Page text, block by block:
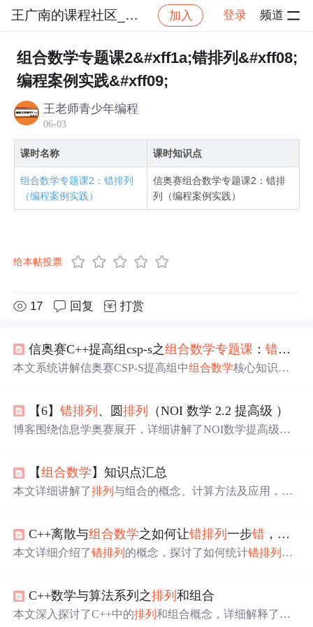
王广南的课程社区_NO_2 加入 登录 频道
社区 王广南的课程社区_NO_2 信奥赛C++提高组
组合数学专题课2&#xff1a;错排列&#xff08;
编程案例实践&#xff09;
王老师青少年编程
06-03
课时名称 课时知识点
组合数学专题课2：错排列
（编程案例实践）
信奥赛组合数学专题课2：错排
列（编程案例实践）
给本帖投票
17 回复 打赏
信奥赛C++提高组csp-s之组合数学专题课 ：错排列
本文系统讲解信奥赛CSP-S提高组中组合数学核心知识点
并手工验证n=4的9种错排。结合经典‘信封问题’编程实
战，分析O(n)时间复杂度的动态规划实现，强调大数场景
【6】错排列 、圆排列 （NOI 数学 2.2 提高级 ）
博客围绕信息学奥赛展开，详细讲解了NOI数学提高级的
题，如学习时间、题库选择、学习路径规划等，同时推荐
了入门书籍。
【组合数学 】知识点汇总
本文详细讲解了排列与组合的概念、计算方法及应用，包
C++离散与组合数学之如何让错排列一步错 ，步步
本文详细介绍了错排列 的概念，探讨了如何统计错排列 的
排列问题。,
C++数学与算法系列之排列和组合
本文深入探讨了C++中的排列和组合概念，详细解释了 排